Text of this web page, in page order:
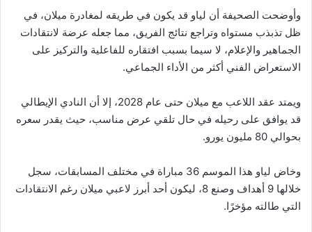
وأوضحت الصحيفة أن لياو قد يكون في طريقه لمغادرة ميلان، في
ظل تذبذب مستواه وتراجع نتائج الفريق، مما جعله عرضة لانتقادات
الجماهير والإعلام، لا سيما بسبب افتقاره للفاعلية والتركيز على
الاستعراض الفني أكثر من الأداء الجماعي.
ويمتد عقد اللاعب مع ميلان حتى عام 2028، إلا أن النادي الإيطالي
قد يوافق على رحيله في حال تلقي عرض مناسب، حيث يقدر سعره
بحوالي 80 مليون يورو.
وخاض لياو هذا الموسم 36 مباراة في مختلف المسابقات، سجل
خلالها 9 أهداف وصنع 8، ليكون أحد أبرز لاعبي ميلان رغم الانتقادات
التي طالته مؤخرًا.